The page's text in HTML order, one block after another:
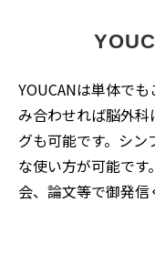
YOUCANは単体で
み合わせれば脳外
グも可能です。シ
な使い方が可能で
会、論文等で御発信